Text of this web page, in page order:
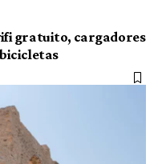
gratuito, cargadores